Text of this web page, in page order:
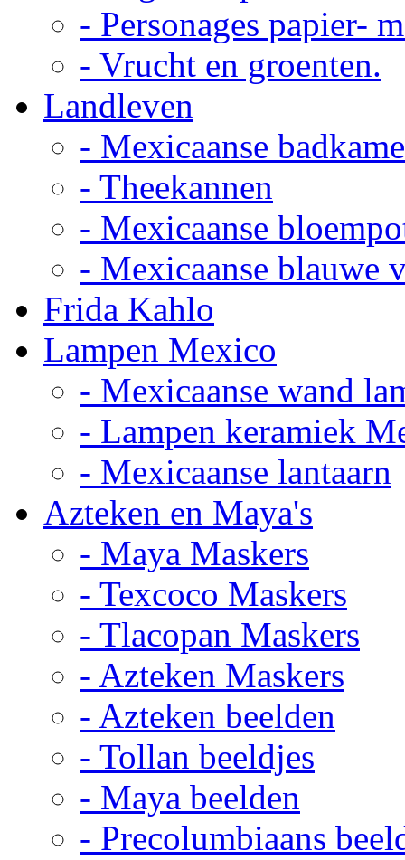
- Personages papier-
- Vrucht en groenten.
Landleven
- Mexicaanse
- Theekannen
- Mexicaanse
- Mexicaanse blauwe
Frida Kahlo
Lampen Mexico
- Mexicaanse wand
- Lampen keramiek
- Mexicaanse lantaarn
Azteken en Maya's
- Maya Maskers
- Texcoco Maskers
- Tlacopan Maskers
- Azteken Maskers
- Azteken beelden
- Tollan beeldjes
- Maya beelden
- Precolumbiaans